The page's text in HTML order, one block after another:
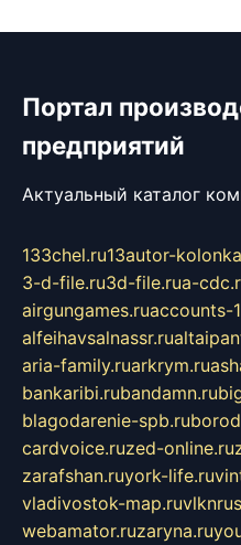
Портал
предприятий
Актуальный каталог
133chel.ru13autor-
3-d-file.ru3d-file.rua-
airgungames.ruaccounts-
alfeihavsalnassr.ru
aria-family.ruarkrym.ru
bankaribi.rubandamn.ru
blagodarenie-spb.ru
cardvoice.ruzed-online.ru
zarafshan.ruyork-life.ru
vladivostok-map.ru
webamator.ruzaryna.ru